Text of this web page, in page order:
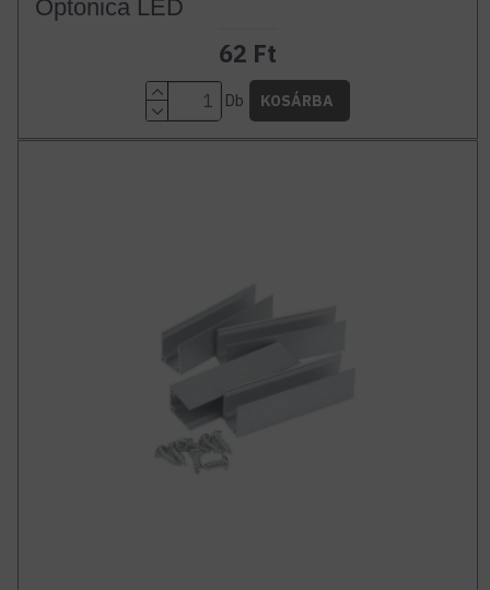
Optonica LED
62 Ft
Db KOSÁRBA